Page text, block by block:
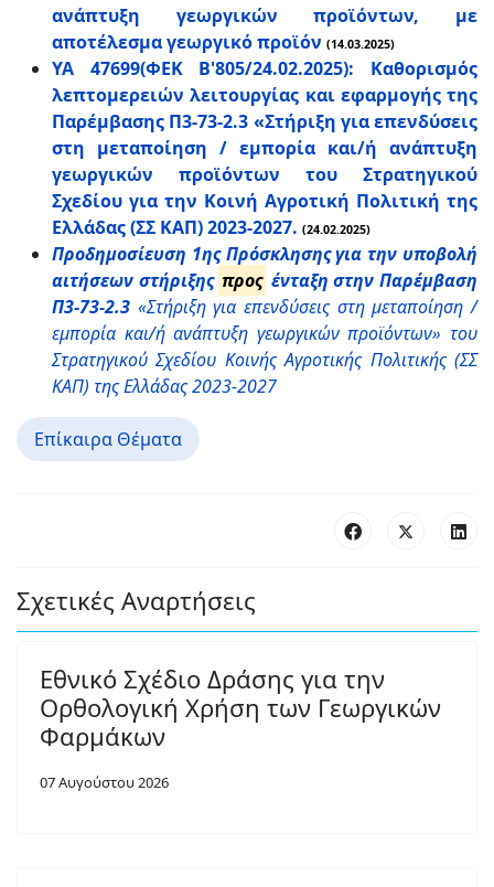
ανάπτυξη γεωργικών προϊόντων, με
αποτέλεσμα γεωργικό προϊόν (14.03.2025)
ΥΑ 47699(ΦΕΚ Β'805/24.02.2025): Καθορισμός
λεπτομερειών λειτουργίας και εφαρμογής της
Παρέμβασης Π3-73-2.3 «Στήριξη για επενδύσεις
στη μεταποίηση / εμπορία και/ή ανάπτυξη
γεωργικών προϊόντων του Στρατηγικού
Σχεδίου για την Κοινή Αγροτική Πολιτική της
Ελλάδας (ΣΣ ΚΑΠ) 2023-2027. (24.02.2025)
Προδημοσίευση 1ης Πρόσκλησης για την υποβολή
αιτήσεων στήριξης προς ένταξη στην Παρέμβαση
Π3-73-2.3 «Στήριξη για επενδύσεις στη μεταποίηση /
εμπορία και/ή ανάπτυξη γεωργικών προϊόντων» του
Στρατηγικού Σχεδίου Κοινής Αγροτικής Πολιτικής (ΣΣ
ΚΑΠ) της Ελλάδας 2023-2027
Επίκαιρα Θέματα
Σχετικές Αναρτήσεις
Εθνικό Σχέδιο Δράσης για την
Ορθολογική Χρήση των Γεωργικών
Φαρμάκων
07 Αυγούστου 2026